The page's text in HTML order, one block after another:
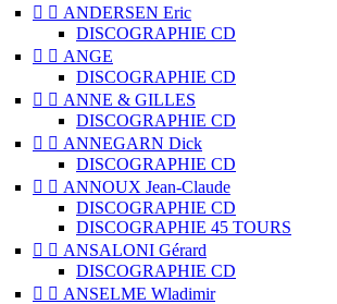
  ANDERSEN Eric
DISCOGRAPHIE CD
  ANGE
DISCOGRAPHIE CD
  ANNE & GILLES
DISCOGRAPHIE CD
  ANNEGARN Dick
DISCOGRAPHIE CD
  ANNOUX Jean-Claude
DISCOGRAPHIE CD
DISCOGRAPHIE 45 TOURS
  ANSALONI Gérard
DISCOGRAPHIE CD
  ANSELME Wladimir